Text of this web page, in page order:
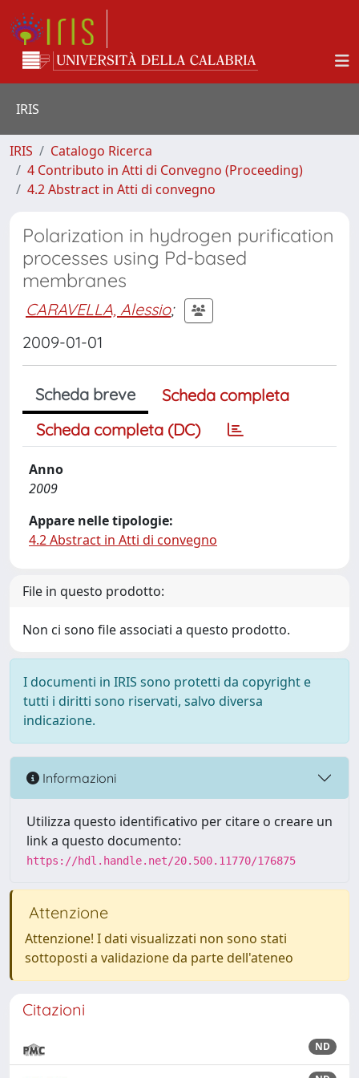
IRIS
IRIS
Catalogo Ricerca
4 Contributo in Atti di Convegno (Proceeding)
4.2 Abstract in Atti di convegno
Polarization in hydrogen purification
processes using Pd-based
membranes
CARAVELLA, Alessio;
2009-01-01
Scheda breve
Scheda completa
Scheda completa (DC)
Anno
2009
Appare nelle tipologie:
4.2 Abstract in Atti di convegno
File in questo prodotto:
Non ci sono file associati a questo prodotto.
I documenti in IRIS sono protetti da copyright e
tutti i diritti sono riservati, salvo diversa
indicazione.
Informazioni
Utilizza questo identificativo per citare o creare un
link a questo documento:
https://hdl.handle.net/20.500.11770/176875
Attenzione
Attenzione! I dati visualizzati non sono stati
sottoposti a validazione da parte dell'ateneo
Citazioni
ND